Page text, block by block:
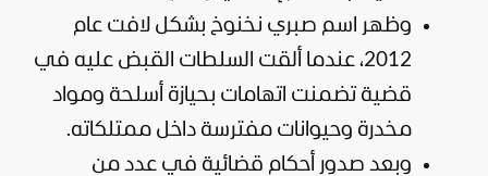
وظهر اسم صبري نخنوخ بشكل لافت عام
2012، عندما ألقت السلطات القبض عليه في
قضية تضمنت اتهامات بحيازة أسلحة ومواد
مخدرة وحيوانات مفترسة داخل ممتلكاته.
وبعد صدور أحكام قضائية في عدد من